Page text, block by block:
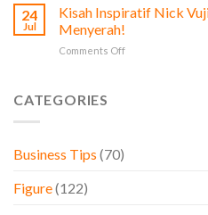
Samsung
Perlu
Prinsip
Bisnis,
24
Jul
Kisah Inspiratif Nick
Menyerah!
Comments Offon
CATEGORIES
Business Tips (70)
Figure(122)